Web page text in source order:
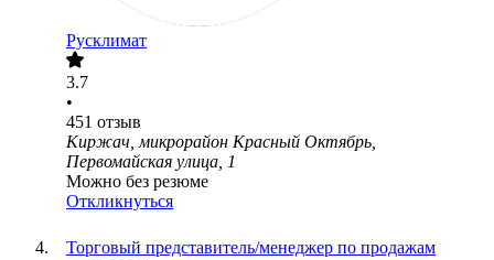
Русклимат
3.7
•
451 отзыв
Киржач, микрорайон Красный Октябрь,
Первомайская улица, 1
Можно без резюме
Откликнуться
Торговый представитель/менеджер по продажам